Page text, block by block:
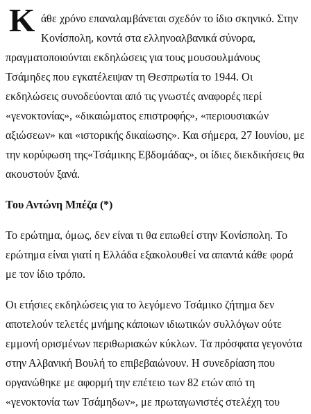
Κ άθε χρόνο επαναλαμβάνεται σχεδόν το ίδιο σκηνικό. Στην
Κονίσπολη, κοντά στα ελληνοαλβανικά σύνορα,
πραγματοποιούνται εκδηλώσεις για τους μουσουλμάνους
Τσάμηδες που εγκατέλειψαν τη Θεσπρωτία το 1944. Οι
εκδηλώσεις συνοδεύονται από τις γνωστές αναφορές περί
«γενοκτονίας», «δικαιώματος επιστροφής», «περιουσιακών
αξιώσεων» και «ιστορικής δικαίωσης». Και σήμερα, 27 Ιουνίου, με
την κορύφωση της«Τσάμικης Εβδομάδας», οι ίδιες διεκδικήσεις θα
ακουστούν ξανά.
Του Αντώνη Μπέζα (*)
Το ερώτημα, όμως, δεν είναι τι θα ειπωθεί στην Κονίσπολη. Το
ερώτημα είναι γιατί η Ελλάδα εξακολουθεί να απαντά κάθε φορά
με τον ίδιο τρόπο.
Οι ετήσιες εκδηλώσεις για το λεγόμενο Τσάμικο ζήτημα δεν
αποτελούν τελετές μνήμης κάποιων ιδιωτικών συλλόγων ούτε
εμμονή ορισμένων περιθωριακών κύκλων. Τα πρόσφατα γεγονότα
στην Αλβανική Βουλή το επιβεβαιώνουν. Η συνεδρίαση που
οργανώθηκε με αφορμή την επέτειο των 82 ετών από τη
«γενοκτονία των Τσάμηδων», με πρωταγωνιστές στελέχη του